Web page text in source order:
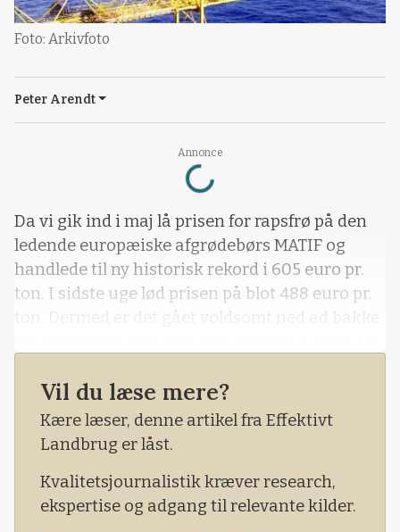
Annonce
Loading...
Foto: Arkivfoto
Peter Arendt
Da vi gik ind i maj lå prisen for rapsfrø på den
ledende europæiske afgrødebørs MATIF og
handlede til ny historisk rekord i 605 euro pr.
ton. I sidste uge lød prisen på blot 488 euro pr.
ton. Dermed er det gået voldsomt ned ad bakke
positionsskifte fra maj terminen til september
terminen. Det vil sige et skifte i den først
handlede
Vil du læse mere?
Kære læser, denne artikel fra Effektivt
Landbrug er låst.
Kvalitetsjournalistik kræver research,
ekspertise og adgang til relevante kilder.